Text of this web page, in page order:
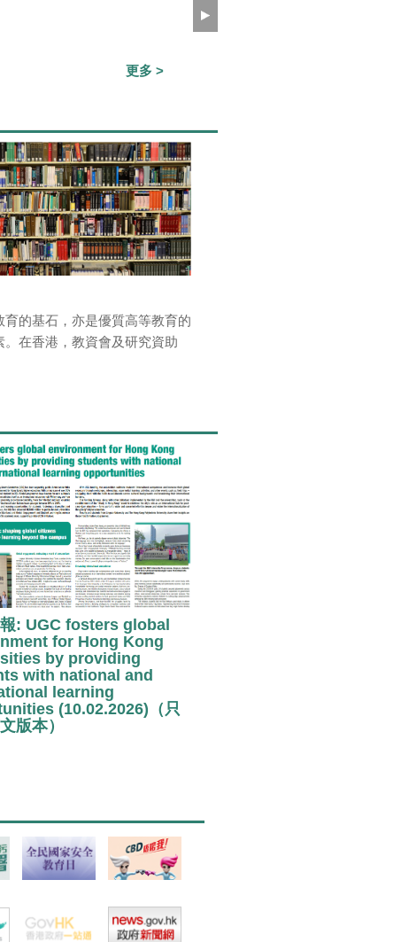
更多 >
下
育的基石，亦是優質高等教育的
。在香港，教資會及研究資助
: UGC fosters global
for Hong Kong
by providing
with national and
learning
(10.02.2026)（只
版本）